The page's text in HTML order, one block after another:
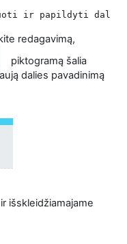
ir papildyti
redagavimą,
piktogramą šalia
dalies pavadinimą
išskleidžiamajame